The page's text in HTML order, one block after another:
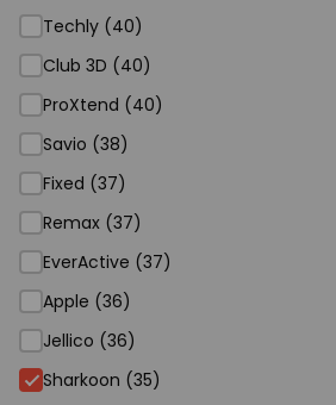
Techly (40)
Club 3D (40)
ProXtend (40)
Savio (38)
Fixed (37)
Remax (37)
EverActive (37)
Apple (36)
Jellico (36)
Sharkoon (35)